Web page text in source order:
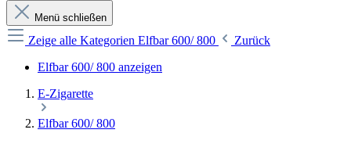
Menü schließen
Zeige alle Kategorien Elfbar 600/ 800
Zurück
Elfbar 600/ 800 anzeigen
E-Zigarette
Elfbar 600/ 800